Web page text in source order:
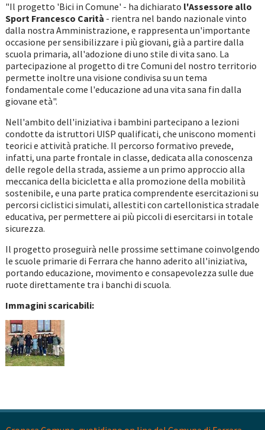
"Il progetto 'Bici in Comune' - ha dichiarato l'Assessore allo
Sport Francesco Carità - rientra nel bando nazionale vinto
dalla nostra Amministrazione, e rappresenta un'importante
occasione per sensibilizzare i più giovani, già a partire dalla
scuola primaria, all'adozione di uno stile di vita sano. La
partecipazione al progetto di tre Comuni del nostro territorio
permette inoltre una visione condivisa su un tema
fondamentale come l'educazione ad una vita sana fin dalla
giovane età".
Nell'ambito dell'iniziativa i bambini partecipano a lezioni
condotte da istruttori UISP qualificati, che uniscono momenti
teorici e attività pratiche. Il percorso formativo prevede,
infatti, una parte frontale in classe, dedicata alla conoscenza
delle regole della strada, assieme a un primo approccio alla
meccanica della bicicletta e alla promozione della mobilità
sostenibile, e una parte pratica comprendente esercitazioni su
percorsi ciclistici simulati, allestiti con cartellonistica stradale
educativa, per permettere ai più piccoli di esercitarsi in totale
sicurezza.
Il progetto proseguirà nelle prossime settimane coinvolgendo
le scuole primarie di Ferrara che hanno aderito all'iniziativa,
portando educazione, movimento e consapevolezza sulle due
ruote direttamente tra i banchi di scuola.
Immagini scaricabili: